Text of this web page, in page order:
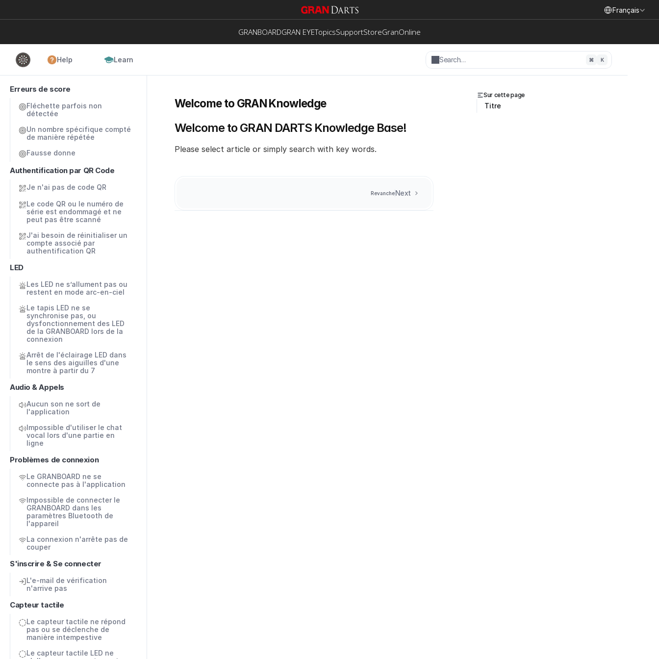
Français
GRANBOARDGRAN EYETopicsSupportStoreGranOnline
Help Learn Search… ⌘ K
Erreurs de score
Fléchette parfois non
détectée
Un nombre spécifique compté
de manière répétée
Fausse donne
Authentification par QR Code
Je n'ai pas de code QR
Le code QR ou le numéro de
série est endommagé et ne
peut pas être scanné
J'ai besoin de réinitialiser un
compte associé par
authentification QR
LED
Les LED ne s’allument pas ou
restent en mode arc-en-ciel
Le tapis LED ne se
synchronise pas, ou
dysfonctionnement des LED
de la GRANBOARD lors de la
connexion
Arrêt de l'éclairage LED dans
le sens des aiguilles d'une
montre à partir du 7
Audio & Appels
Aucun son ne sort de
l'application
Impossible d'utiliser le chat
vocal lors d'une partie en
ligne
Problèmes de connexion
Le GRANBOARD ne se
connecte pas à l'application
Impossible de connecter le
GRANBOARD dans les
paramètres Bluetooth de
l'appareil
La connexion n'arrête pas de
couper
S'inscrire & Se connecter
L'e-mail de vérification
n'arrive pas
Capteur tactile
Le capteur tactile ne répond
pas ou se déclenche de
manière intempestive
Le capteur tactile LED ne
Welcome to GRAN Knowledge
Welcome to GRAN DARTS Knowledge Base!
Please select article or simply search with key words.
Next
Revanche
Sur cette page
Titre